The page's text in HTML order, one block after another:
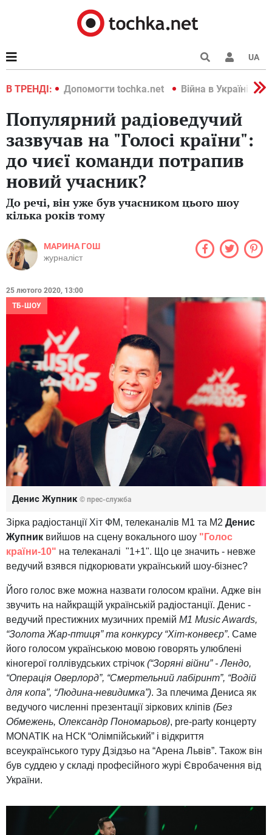
UA
В ТРЕНДІ:
2022 Допомогти tochka.net Війна в Україні 2022
Популярний радіоведучий
зазвучав на "Голосі країни":
до чиєї команди потрапив
новий учасник?
До речі, він уже був учасником цього шоу
кілька років тому
МАРИНА ГОШ
журналіст
25 лютого 2020, 13:00
ТБ-ШОУ
Денис Жупник © прес-служба
Зірка радіостанції Хіт ФМ, телеканалів М1 та М2 Денис
Жупник вийшов на сцену вокального шоу "Голос
країни-10" на телеканалі "1+1". Що це значить - невже
ведучий взявся підкорювати український шоу-бізнес?
Його голос вже можна назвати голосом країни. Адже він
звучить на найкращій українській радіостанції. Денис -
ведучий престижних музичних премій М1 Music Awards,
“Золота Жар-птиця” та конкурсу “Хіт-конвеєр”. Саме
його голосом українською мовою говорять улюблені
кіногерої голлівудських стрічок (“Зоряні війни” - Лендо,
“Операція Оверлорд”, “Смертельний лабіринт”, “Водій
для копа”, “Людина-невидимка”). За плечима Дениса як
ведучого численні презентації зіркових кліпів (Без
Обмежень, Олександр Пономарьов), pre-party концерту
MONATIK на НСК “Олімпійський” і відкриття
всеукраїнського туру Дзідзьо на “Арена Львів”. Також він
був суддею у складі професійного журі Євробачення від
України.